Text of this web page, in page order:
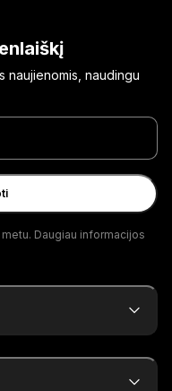
naujienomis, naudingu
Daugiau informacijos